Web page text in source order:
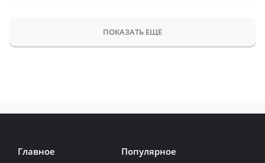
ПОКАЗАТЬ ЕЩЕ
Главное Популярное